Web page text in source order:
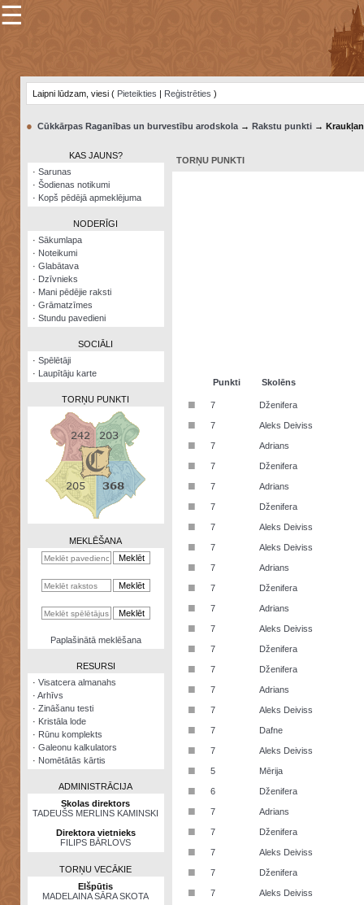
×
Šodienas
notikumi
Visatcera
almanahs
Arhīvs
Zināšanu
kalkulators
Nomētātās
☰
Laipni lūdzam, viesi ( Pieteikties | Reģistrēties )
● Cūkkārpas Raganības un burvestību arodskola→ Rakstu punkti→
KAS JAUNS?
· Sarunas
· Šodienas notikumi
· Kopš pēdējā apmeklējuma
NODERĪGI
· Sākumlapa
· Noteikumi
· Glabātava
· Dzīvnieks
· Mani pēdējie raksti
· Grāmatzīmes
· Stundu pavedieni
SOCIĀLI
· Spēlētāji
· Laupītāju karte
TORŅU PUNKTI
MEKLĒŠANA
Paplašinātā meklēšana
RESURSI
· Visatcera almanahs
· Arhīvs
· Zināšanu testi
· Kristāla lode
· Rūnu komplekts
· Galeonu kalkulators
· Nomētātās kārtis
ADMINISTRĀCIJA
Skolas direktors
TADEUŠS MERLINS KAMINSKI
Direktora vietnieks
FILIPS BĀRLOVS
TORŅU VECĀKIE
Elšpūtis
MADELAINA SĀRA SKOTA
TORŅU PUNKTI
Punkti Skolēns
■ 7 Dženifera
■ 7 Aleks Deiviss
■ 7 Adrians
■ 7 Dženifera
■ 7 Adrians
■ 7 Dženifera
■ 7 Aleks Deiviss
■ 7 Aleks Deiviss
■ 7 Adrians
■ 7 Dženifera
■ 7 Adrians
■ 7 Aleks Deiviss
■ 7 Dženifera
■ 7 Dženifera
■ 7 Adrians
■ 7 Aleks Deiviss
■ 7 Dafne
■ 7 Aleks Deiviss
■ 5 Mērija
■ 6 Dženifera
■ 7 Adrians
■ 7 Dženifera
■ 7 Aleks Deiviss
■ 7 Dženifera
■ 7 Aleks Deiviss